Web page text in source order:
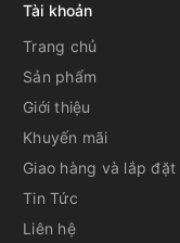
Tài khoản
Trang chủ
Sản phẩm
Giới thiệu
Khuyến mãi
Giao hàng và lắp đặt
Tin Tức
Liên hệ